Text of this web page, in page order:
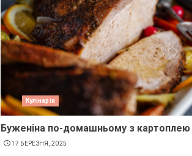
Кулінарія
Буженіна по-домашньому з картоплею
17 БЕРЕЗНЯ, 2025